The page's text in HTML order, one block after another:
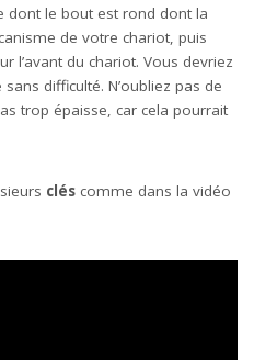
dont le bout est rond dont la
de votre chariot, puis
l’avant du chariot. Vous devriez
difficulté. N’oubliez pas de
trop épaisse, car cela pourrait
clés comme dans la vidéo